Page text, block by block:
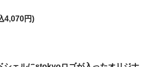
4,070円)